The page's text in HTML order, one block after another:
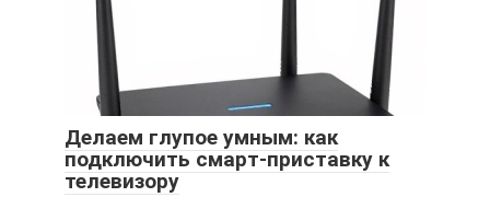
Делаем глупое умным: как
подключить смарт-приставку к
телевизору